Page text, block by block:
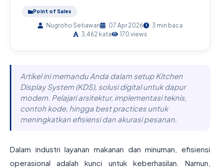
Point of Sales
Nugroho Setiawan 07 Apr 2026
3 min baca
3,462 kata
170 views
Artikel ini memandu Anda dalam setup Kitchen
Display System (KDS), solusi digital untuk dapur
modern. Pelajari arsitektur, implementasi teknis,
contoh kode, hingga best practices untuk
meningkatkan efisiensi dan akurasi pesanan.
Dalam industri layanan makanan dan minuman, efisiensi
operasional adalah kunci untuk keberhasilan. Namun,